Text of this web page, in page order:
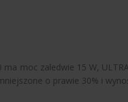
moc zaledwie 15 W,
o prawie 30% i